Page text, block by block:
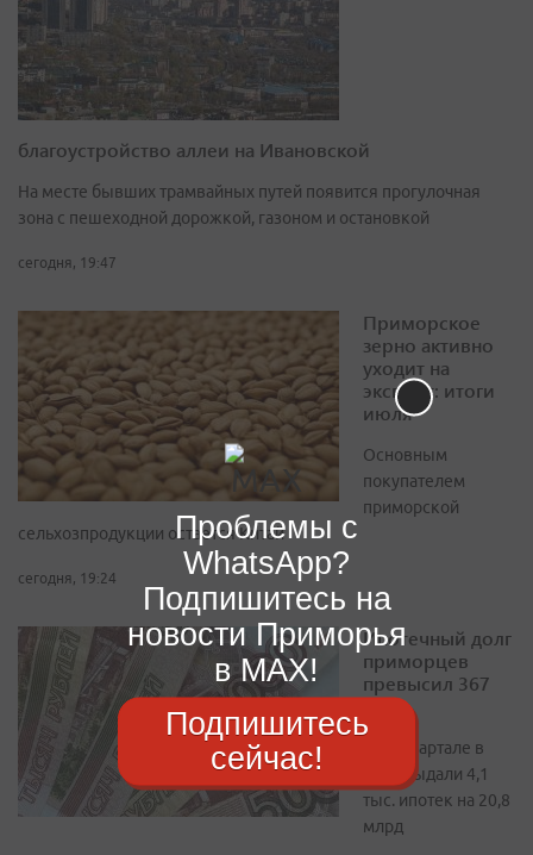
благоустройство аллеи на Ивановской
На месте бывших трамвайных путей появится прогулочная
зона с пешеходной дорожкой, газоном и остановкой
сегодня, 19:47
Приморское
зерно активно
уходит на
экспорт: итоги
июля
Основным
покупателем
приморской
сельхозпродукции остается Китай
сегодня, 19:24
Ипотечный долг
приморцев
превысил 367
млрд
Во II квартале в
крае выдали 4,1
тыс. ипотек на 20,8
млрд
Проблемы с
WhatsApp?
Подпишитесь на
новости Приморья
в MAX!
Подпишитесь
сейчас!